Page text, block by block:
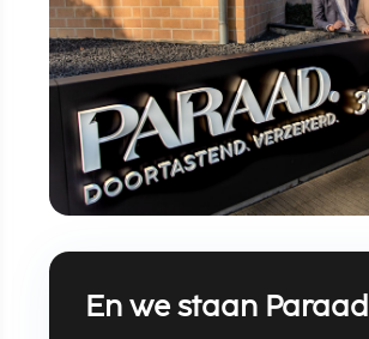
En we staan Paraad